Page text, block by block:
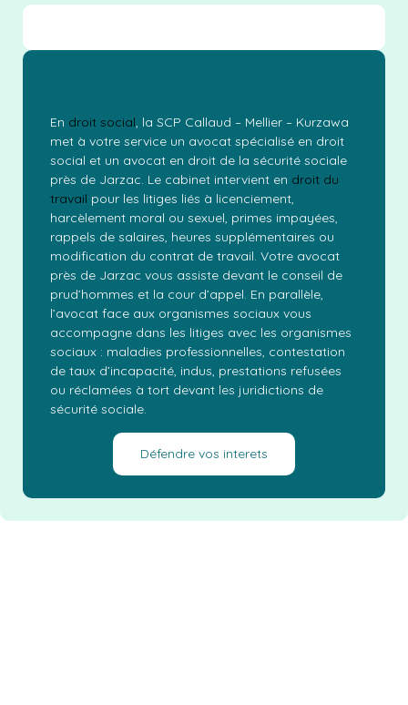
En droit social, la SCP Callaud – Mellier – Kurzawa
met à votre service un avocat spécialisé en droit
social et un avocat en droit de la sécurité sociale
près de Jarzac. Le cabinet intervient en droit du
travail pour les litiges liés à licenciement,
harcèlement moral ou sexuel, primes impayées,
rappels de salaires, heures supplémentaires ou
modification du contrat de travail. Votre avocat
près de Jarzac vous assiste devant le conseil de
prud’hommes et la cour d’appel. En parallèle,
l’avocat face aux organismes sociaux vous
accompagne dans les litiges avec les organismes
sociaux : maladies professionnelles, contestation
de taux d’incapacité, indus, prestations refusées
ou réclamées à tort devant les juridictions de
sécurité sociale.
Défendre vos interets